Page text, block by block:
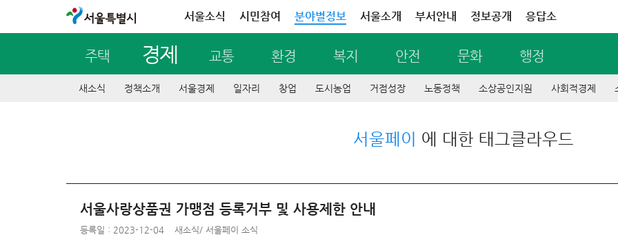
서울특별시 서울소식 시민참여 분야별정보 서울소개 부서안내 정보공개 응답소
주택 경제 교통 환경 복지 안전 문화 행정
새소식 정책소개 서울경제 일자리 창업 도시농업 거점성장 노동정책 소상공인지원 사회적경제
서울페이 에 대한 태그클라우드
서울사랑상품권 가맹점 등록거부 및 사용제한 안내
등록일 : 2023-12-04 새소식/ 서울페이 소식